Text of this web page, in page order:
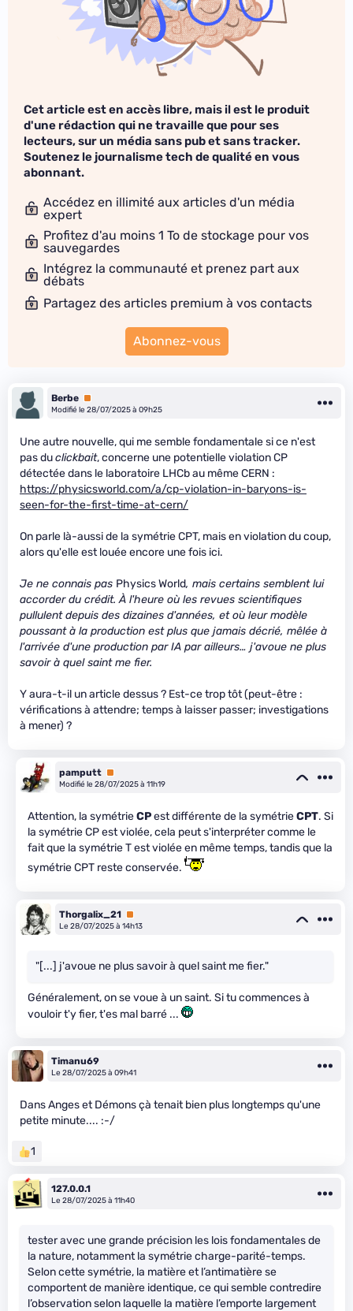
Cet article est en accès libre, mais il est le produit
d'une rédaction qui ne travaille que pour ses
lecteurs, sur un média sans pub et sans tracker.
Soutenez le journalisme tech de qualité en vous
abonnant.
Accédez en illimité aux articles d'un média
expert
Profitez d'au moins 1 To de stockage pour vos
sauvegardes
Intégrez la communauté et prenez part aux
débats
Partagez des articles premium à vos contacts
Abonnez-vous
Berbe Premium
Modifié le 28/07/2025 à 09h25
Une autre nouvelle, qui me semble fondamentale si ce n'est
pas duclickbait, concerne une potentielle violation CP
détectée dans le laboratoire LHCb au même CERN :
https://physicsworld.com/a/cp-violation-in-baryons-is-
seen-for-the-first-time-at-cern/
On parle là-aussi de la symétrie CPT, mais en violation du coup,
alors qu'elle est louée encore une fois ici.
Je ne connais pas Physics World, mais certains semblent lui
accorder du crédit. À l'heure où les revues scientifiques
pullulent depuis des dizaines d'années, et où leur modèle
poussant à la production est plus que jamais décrié, mêlée à
l'arrivée d'une production par IA par ailleurs… j'avoue ne plus
savoir à quel saint me fier.
Y aura-t-il un article dessus ? Est-ce trop tôt (peut-être :
vérifications à attendre; temps à laisser passer; investigations
à mener) ?
pamputt Premium
Modifié le 28/07/2025 à 11h19
Attention, la symétrieCPest différente de la symétrieCPT. Si
la symétrie CP est violée, cela peut s'interpréter comme le
fait que la symétrie T est violée en même temps, tandis que la
symétrie CPT reste conservée.
Thorgalix_21 Premium
Le 28/07/2025 à 14h13
"[...] j'avoue ne plus savoir à quel saint me fier."
Généralement, on se voue à un saint. Si tu commences à
vouloir t'y fier, t'es mal barré ...
Timanu69
Le 28/07/2025 à 09h41
Dans Anges et Démons çà tenait bien plus longtemps qu'une
petite minute.... :-/
1
127.0.0.1
Le 28/07/2025 à 11h40
tester avec une grande précision les lois fondamentales de
la nature, notamment la symétrie charge-parité-temps.
Selon cette symétrie, la matière et l’antimatière se
comportent de manière identique, ce qui semble contredire
l’observation selon laquelle la matière l’emporte largement